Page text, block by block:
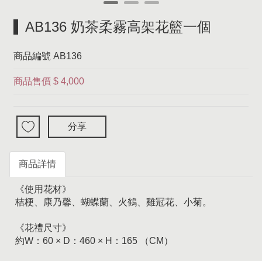
AB136 奶茶柔霧高架花籃一個
商品編號 AB136
商品售價 $ 4,000
分享
商品詳情
《使用花材》
桔梗、康乃馨、蝴蝶蘭、火鶴、雞冠花、小菊。
《花禮尺寸》
約W：60 × D：460 × H：165 （CM）